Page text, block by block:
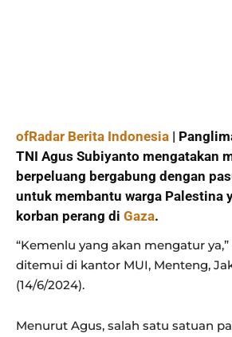
ofRadar Berita Indonesia |
TNI Agus Subiyanto mengatakan
berpeluang bergabung dengan
untuk membantu warga Palestina
korban perang di Gaza.
“Kemenlu yang akan mengatur
ditemui di kantor MUI, Menteng,
(14/6/2024).
Menurut Agus, salah satu satuan